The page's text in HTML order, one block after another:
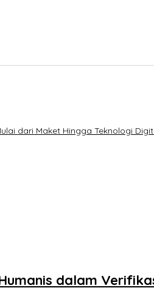
dari Maket Hingga Teknologi
dalam